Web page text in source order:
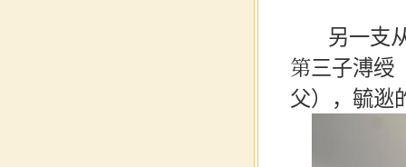
另一支从
第三子溥绶
父），毓逖